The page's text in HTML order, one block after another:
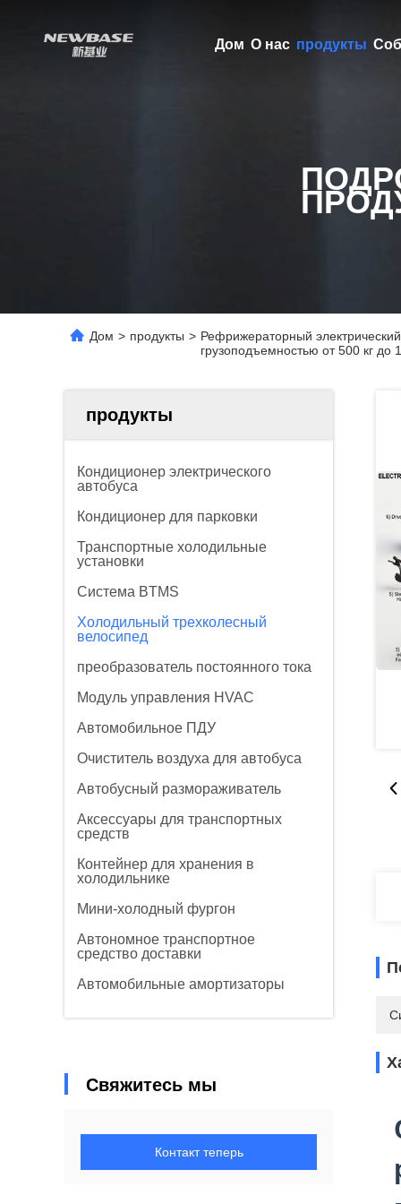
Дом О нас продукты
Дом > продукты > Рефрижераторный
грузоподъемностью от 500 кг до
продукты
Кондиционер электрического
автобуса
Кондиционер для парковки
Транспортные холодильные
установки
Система BTMS
Холодильный трехколесный
велосипед
преобразователь постоянного тока
Модуль управления HVAC
Автомобильное ПДУ
Очиститель воздуха для автобуса
Автобусный размораживатель
Аксессуары для транспортных
средств
Контейнер для хранения в
холодильнике
Мини-холодный фургон
Автономное транспортное
средство доставки
Автомобильные амортизаторы
Свяжитесь мы
Контакт теперь